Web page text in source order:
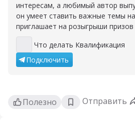
интересам, а любимый автор
он умеет ставить важные темы
приглашает на розыгрыши призов
Что делать Квалификация
Что делать Квалификация
Подключить
Полезно Отправить